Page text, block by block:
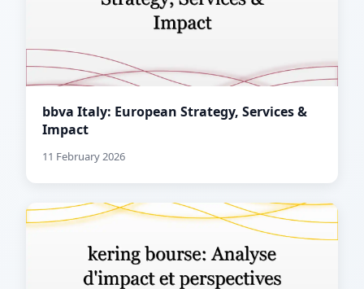
bbva Italy: European Strategy, Services &
Impact
11 February 2026